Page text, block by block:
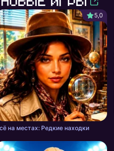
5,0
на местах: Редкие находки